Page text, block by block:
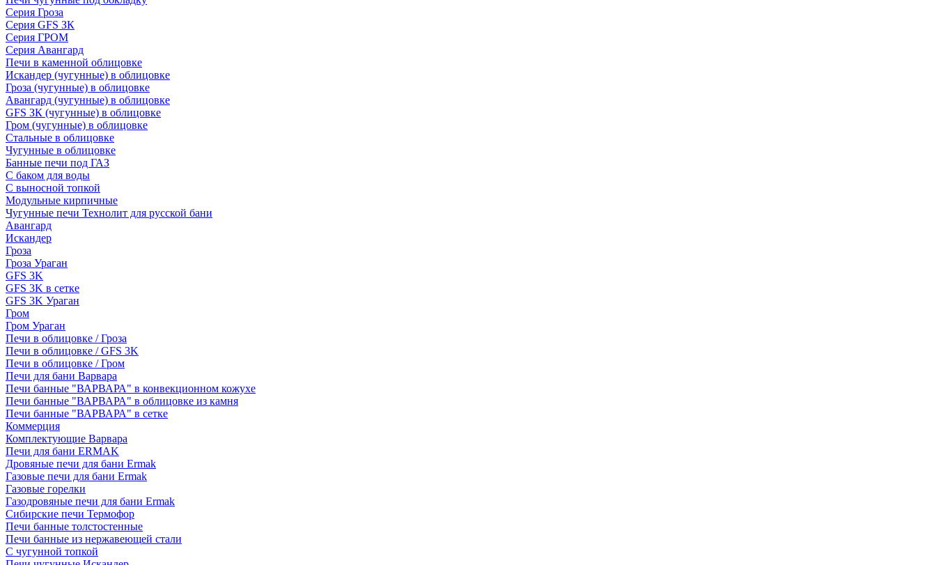
Серия Гроза
Серия GFS ЗК
Серия ГРОМ
Серия Авангард
Печи в каменной облицовке
Искандер (чугунные) в облицовке
Гроза (чугунные) в облицовке
Авангард (чугунные) в облицовке
GFS ЗК (чугунные) в облицовке
Гром (чугунные) в облицовке
Стальные в облицовке
Чугунные в облицовке
Банные печи под ГАЗ
С баком для воды
С выносной топкой
Модульные кирпичные
Чугунные печи Технолит для русской бани
Авангард
Искандер
Гроза
Гроза Ураган
GFS 3K
GFS 3K в сетке
GFS 3K Ураган
Гром
Гром Ураган
Печи в облицовке / Гроза
Печи в облицовке / GFS 3K
Печи в облицовке / Гром
Печи для бани Варвара
Печи банные "ВАРВАРА" в конвекционном кожухе
Печи банные "ВАРВАРА" в облицовке из камня
Печи банные "ВАРВАРА" в сетке
Коммерция
Комплектующие Варвара
Печи для бани ERMAK
Дровяные печи для бани Ermak
Газовые печи для бани Ermak
Газовые горелки
Газодровяные печи для бани Ermak
Сибирские печи Термофор
Печи банные толстостенные
Печи банные из нержавеющей стали
С чугунной топкой